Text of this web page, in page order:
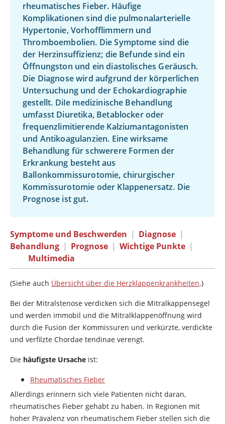
rheumatisches Fieber. Häufige
Komplikationen sind die pulmonalarterielle
Hypertonie, Vorhofflimmern und
Thromboembolien. Die Symptome sind die
der Herzinsuffizienz; die Befunde sind ein
Öffnungston und ein diastolisches Geräusch.
Die Diagnose wird aufgrund der körperlichen
Untersuchung und der Echokardiographie
gestellt. DiIe medizinische Behandlung
umfasst Diuretika, Betablocker oder
frequenzlimitierende Kalziumantagonisten
und Antikoagulanzien. Eine wirksame
Behandlung für schwerere Formen der
Erkrankung besteht aus
Ballonkommissurotomie, chirurgischer
Kommissurotomie oder Klappenersatz. Die
Prognose ist gut.
Symptome und Beschwerden | Diagnose |
Behandlung | Prognose | Wichtige Punkte |
Multimedia
(Siehe auch Übersicht über die Herzklappenkrankheiten.)
Bei der Mitralstenose verdicken sich die Mitralkappensegel
und werden immobil und die Mitralklappenöffnung wird
durch die Fusion der Kommissuren und verkürzte, verdickte
und verfilzte Chordae tendinae verengt.
Die häufigste Ursache ist:
Rheumatisches Fieber
Allerdings erinnern sich viele Patienten nicht daran,
rheumatisches Fieber gehabt zu haben. In Regionen mit
hoher Prävalenz von rheumatischem Fieber stellen sich die